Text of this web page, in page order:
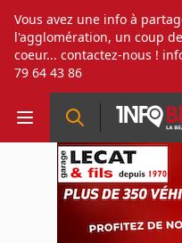
Vous avez une info à
l'agglomération, un coup
coeur... contactez-nous !
79 64 43 86